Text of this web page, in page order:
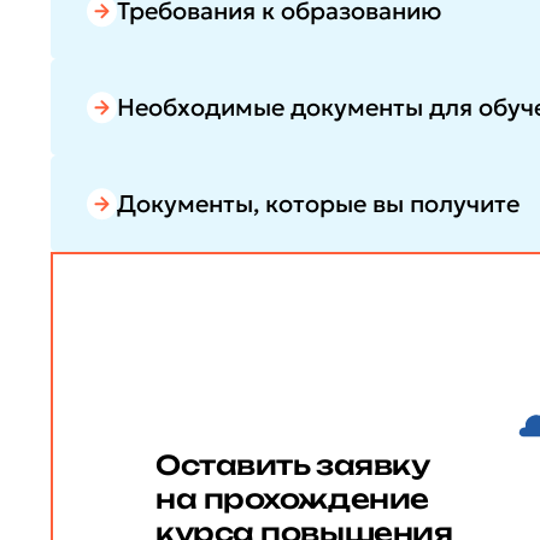
Требования к образованию
Необходимые документы для
Документы, которые вы получите
Оставить заявку
на прохождение
курса повышения